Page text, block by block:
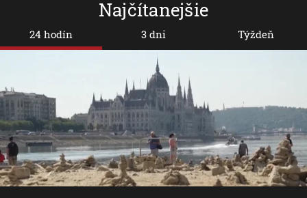
Najčítanejšie
24 hodín 3 dni Týždeň